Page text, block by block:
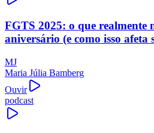
FGTS 2025: o que realmente
aniversário (e como isso afeta
MJ
Maria Júlia Bamberg
Ouvir
podcast